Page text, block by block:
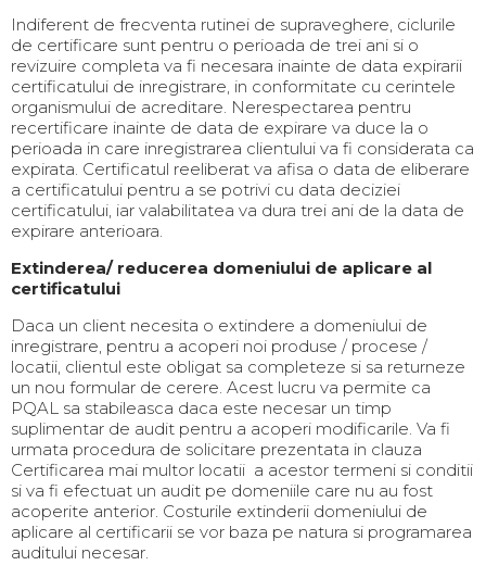
Indiferent de frecventa rutinei de supraveghere, ciclurile
de certificare sunt pentru o perioada de trei ani si o
revizuire completa va fi necesara inainte de data expirarii
certificatului de inregistrare, in conformitate cu cerintele
organismului de acreditare. Nerespectarea pentru
recertificare inainte de data de expirare va duce la o
perioada in care inregistrarea clientului va fi considerata ca
expirata. Certificatul reeliberat va afisa o data de eliberare
a certificatului pentru a se potrivi cu data deciziei
certificatului, iar valabilitatea va dura trei ani de la data de
expirare anterioara.
Extinderea/ reducerea domeniului de aplicare al
certificatului
Daca un client necesita o extindere a domeniului de
inregistrare, pentru a acoperi noi produse / procese /
locatii, clientul este obligat sa completeze si sa returneze
un nou formular de cerere. Acest lucru va permite ca
PQAL sa stabileasca daca este necesar un timp
suplimentar de audit pentru a acoperi modificarile. Va fi
urmata procedura de solicitare prezentata in clauza
Certificarea mai multor locatii a acestor termeni si conditii
si va fi efectuat un audit pe domeniile care nu au fost
acoperite anterior. Costurile extinderii domeniului de
aplicare al certificarii se vor baza pe natura si programarea
auditului necesar.